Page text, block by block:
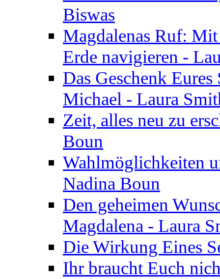
Biswas
Magdalenas Ruf:
Erde navigieren -
Das Geschenk
Michael - Laura
Zeit, alles neu zu
Boun
Wahlmöglichkeiten
Nadina Boun
Den geheimen
Magdalena - Laura
Die Wirkung Eines
Ihr braucht Euch